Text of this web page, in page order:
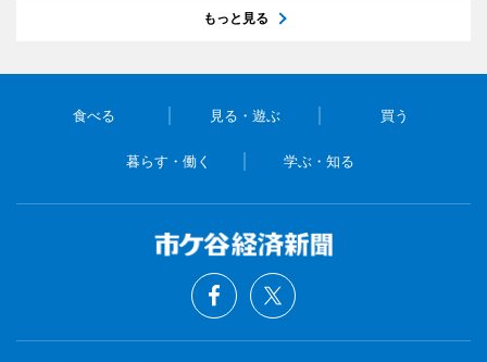
もっと見る
食べる 見る・遊ぶ 買う
暮らす・働く 学ぶ・知る